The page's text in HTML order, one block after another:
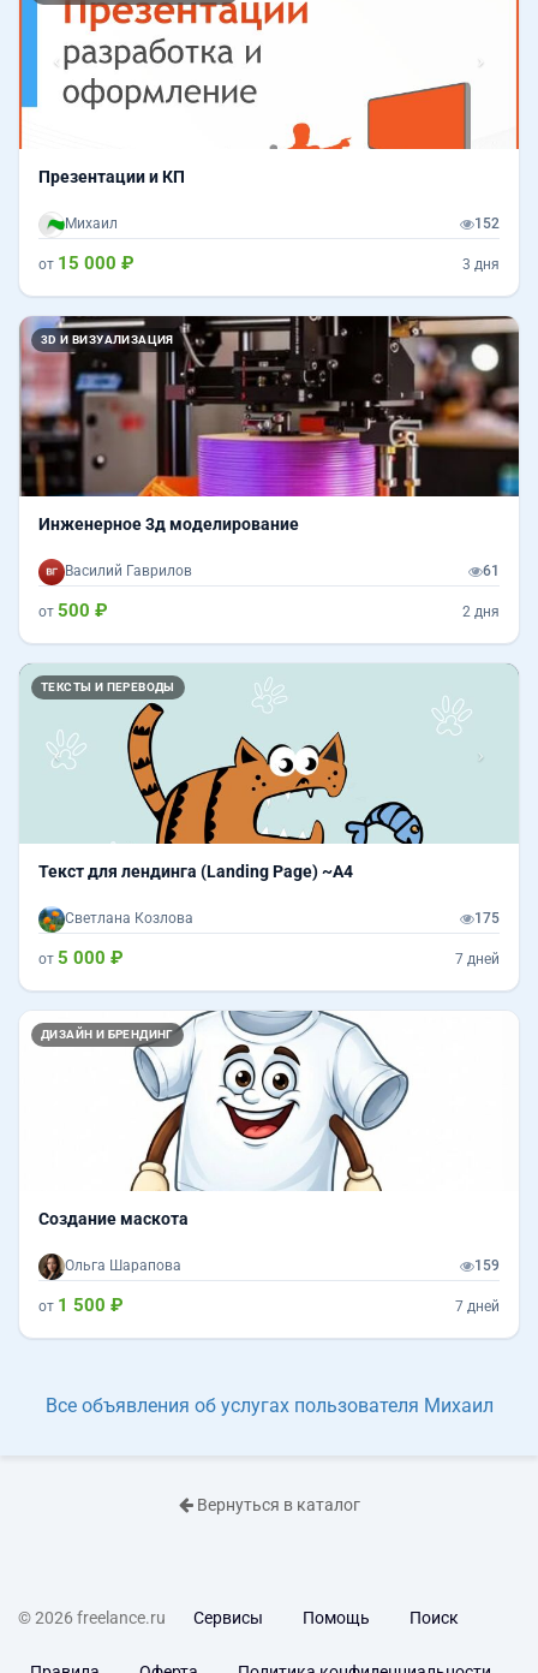
Презентации и КП
Михаил 152
от 15 000 ₽ 3 дня
3D И ВИЗУАЛИЗАЦИЯ
Инженерное 3д моделирование
Василий Гаврилов 61
от 500 ₽ 2 дня
ТЕКСТЫ И ПЕРЕВОДЫ
Назад
Текст для лендинга (Landing Page) ~А4
Светлана Козлова 175
от 5 000 ₽ 7 дней
ДИЗАЙН И БРЕНДИНГ
Создание маскота
Ольга Шарапова 159
от 1 500 ₽ 7 дней
Все объявления об услугах пользователя Михаил
Вернуться в каталог
© 2026 freelance.ru Сервисы Помощь Поиск